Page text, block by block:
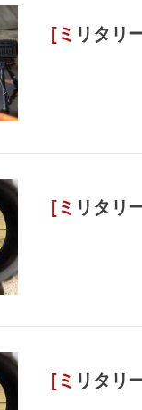
[ミリタ
[ミリタ
[ミリタ